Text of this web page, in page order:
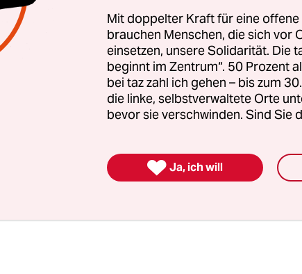
des georgischen Staatsgebietes sind
der Ukraine sehen die meisten Georgier und
auch als Angriff auf ihr eigenes Land.
vielen russischer Neuankömmlinge und
einzuführen. Oder sie zumindest an
Mit doppelter Kraft für eine
brauchen Menschen, die sich vor
einsetzen, unsere Solidarität. Die
beginnt im Zentrum“. 50 Prozent
bei taz zahl ich gehen – bis zum
die linke, selbstverwaltete Orte
bevor sie verschwinden. Sind Sie
 Ja, ich will